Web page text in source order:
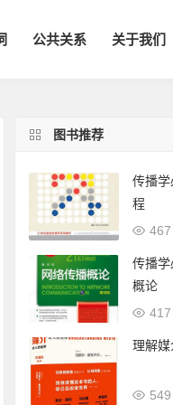
公共关系 关于我们
图书推荐
传播
程
467
传播
概论
417
理解
549